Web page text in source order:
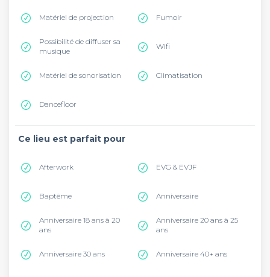
Matériel de projection Fumoir
Possibilité de diffuser sa
musique
Wifi
Matériel de sonorisation Climatisation
Dancefloor
Ce lieu est parfait pour
Afterwork EVG & EVJF
Baptême Anniversaire
Anniversaire 18 ans à 20
ans
Anniversaire 20 ans à 25
ans
Anniversaire 30 ans Anniversaire 40+ ans